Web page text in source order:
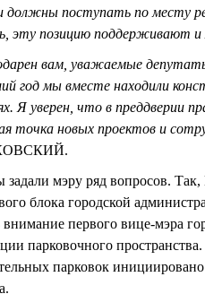
поступать по месту
эту позицию поддерживают и
вам, уважаемые
год мы вместе находили
Я уверен, что в преддверии
точка новых проектов и
задали мэру ряд вопросов.
блока городской
внимание первого вице-мэра
парковочного
парковок инициировано